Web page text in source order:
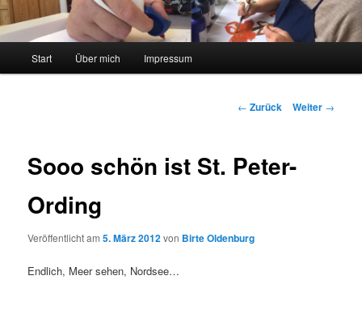
Zum
Start Über mich Impressum
Beitrags-
← Zurück Weiter →
Sooo schön ist St. Peter-
Ording
Veröffentlicht am5. März 2012von Birte Oldenburg
Endlich, Meer sehen, Nordsee…